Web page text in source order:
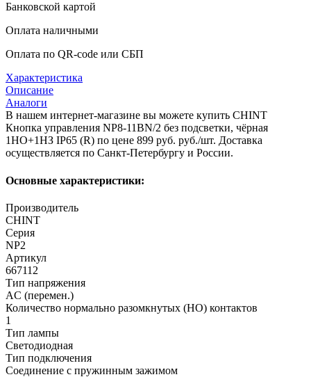
Банковской картой
Оплата наличными
Оплата по QR-code или СБП
Характеристика
Описание
Аналоги
В нашем интернет-магазине вы можете купить CHINT
Кнопка управления NP8-11BN/2 без подсветки, чёрная
1НО+1НЗ IP65 (R) по цене 899 руб. руб./шт. Доставка
осуществляется по Санкт-Петербургу и России.
Основные характеристики:
Производитель
CHINT
Серия
NP2
Артикул
667112
Тип напряжения
AC (перемен.)
Количество нормально разомкнутых (НО) контактов
1
Тип лампы
Светодиодная
Тип подключения
Соединение с пружинным зажимом